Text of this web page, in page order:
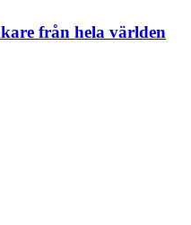
från hela världen